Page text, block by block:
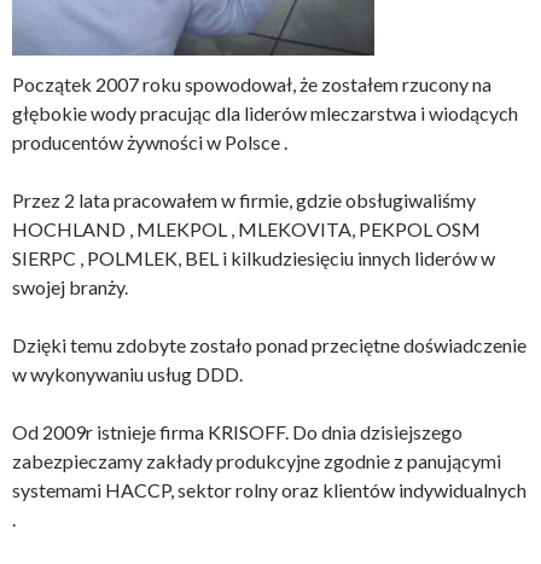
Początek 2007 roku spowodował, że zostałem rzucony na
głębokie wody pracując dla liderów mleczarstwa i wiodących
producentów żywności w Polsce .
Przez 2 lata pracowałem w firmie, gdzie obsługiwaliśmy
HOCHLAND , MLEKPOL , MLEKOVITA, PEKPOL OSM
SIERPC , POLMLEK, BEL i kilkudziesięciu innych liderów w
swojej branży.
Dzięki temu zdobyte zostało ponad przeciętne doświadczenie
w wykonywaniu usług DDD.
Od 2009r istnieje firma KRISOFF. Do dnia dzisiejszego
zabezpieczamy zakłady produkcyjne zgodnie z panującymi
systemami HACCP, sektor rolny oraz klientów indywidualnych